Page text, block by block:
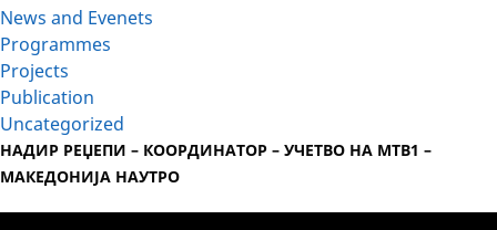
News and Evenets
Programmes
Projects
Publication
Uncategorized
НАДИР РЕЏЕПИ – КООРДИНАТОР – УЧЕТВО НА МТВ1 –
МАКЕДОНИЈА НАУТРО